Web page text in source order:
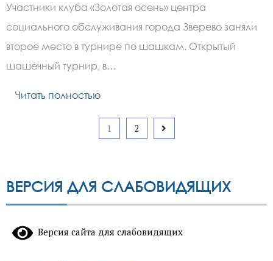
клуба
«Золотая
осень»
заняли
второе
Участники клуба «Золотая осень» центра
социального обслуживания города Зверево заняли
второе место в турнире по шашкам. Открытый
шашечный турнир, в…
Читать полностью
1 2
ВЕРСИЯ ДЛЯ СЛАБОВИДЯЩИХ
Версия сайта для слабовидящих